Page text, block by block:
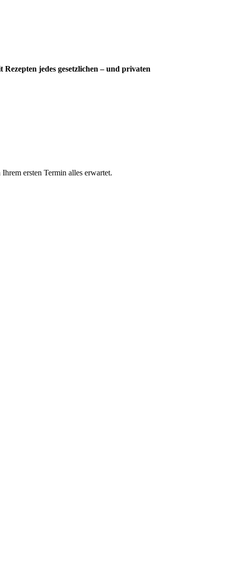
Rezepten jedes gesetzlichen – und privaten
ersten Termin alles erwartet.